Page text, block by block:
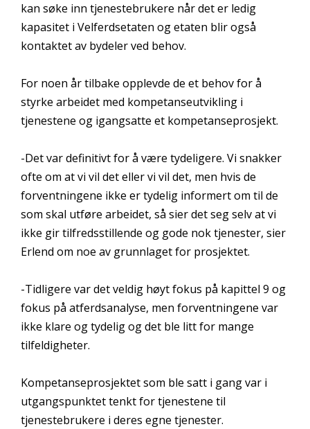
kan søke inn tjenestebrukere når det er ledig
kapasitet i Velferdsetaten og etaten blir også
kontaktet av bydeler ved behov.
For noen år tilbake opplevde de et behov for å
styrke arbeidet med kompetanseutvikling i
tjenestene og igangsatte et kompetanseprosjekt.
-Det var definitivt for å være tydeligere. Vi snakker
ofte om at vi vil det eller vi vil det, men hvis de
forventningene ikke er tydelig informert om til de
som skal utføre arbeidet, så sier det seg selv at vi
ikke gir tilfredsstillende og gode nok tjenester, sier
Erlend om noe av grunnlaget for prosjektet.
-Tidligere var det veldig høyt fokus på kapittel 9 og
fokus på atferdsanalyse, men forventningene var
ikke klare og tydelig og det ble litt for mange
tilfeldigheter.
Kompetanseprosjektet som ble satt i gang var i
utgangspunktet tenkt for tjenestene til
tjenestebrukere i deres egne tjenester.